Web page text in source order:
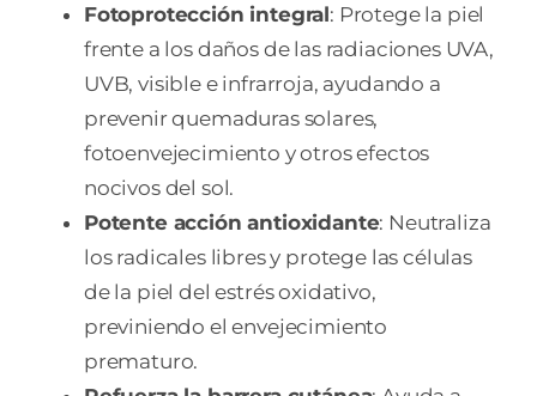
Fotoprotección integral: Protege la piel
frente a los daños de las radiaciones UVA,
UVB, visible e infrarroja, ayudando a
prevenir quemaduras solares,
fotoenvejecimiento y otros efectos
nocivos del sol.
Potente acción antioxidante: Neutraliza
los radicales libres y protege las células
de la piel del estrés oxidativo,
previniendo el envejecimiento
prematuro.